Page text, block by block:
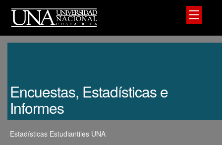
Encuestas, Estadísticas e
Informes
Estadísticas Estudiantiles UNA